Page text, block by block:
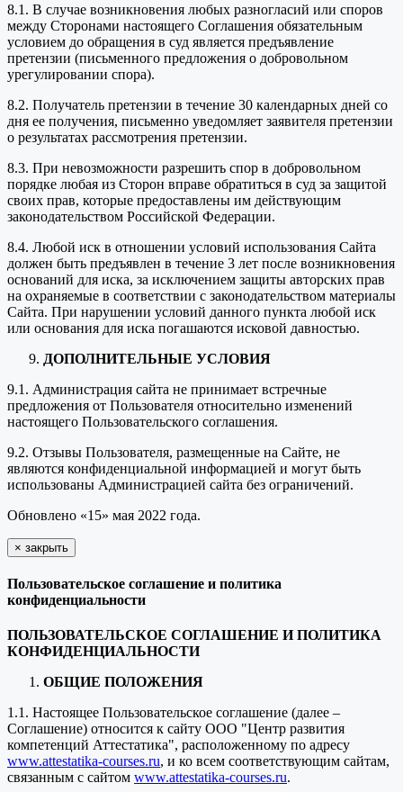
8.1. В случае возникновения любых разногласий или споров
между Сторонами настоящего Соглашения обязательным
условием до обращения в суд является предъявление
претензии (письменного предложения о добровольном
урегулировании спора).
8.2. Получатель претензии в течение 30 календарных дней со
дня ее получения, письменно уведомляет заявителя претензии
о результатах рассмотрения претензии.
8.3. При невозможности разрешить спор в добровольном
порядке любая из Сторон вправе обратиться в суд за защитой
своих прав, которые предоставлены им действующим
законодательством Российской Федерации.
8.4. Любой иск в отношении условий использования Сайта
должен быть предъявлен в течение 3 лет после возникновения
оснований для иска, за исключением защиты авторских прав
на охраняемые в соответствии с законодательством материалы
Сайта. При нарушении условий данного пункта любой иск
или основания для иска погашаются исковой давностью.
ДОПОЛНИТЕЛЬНЫЕ УСЛОВИЯ
9.1. Администрация сайта не принимает встречные
предложения от Пользователя относительно изменений
настоящего Пользовательского соглашения.
9.2. Отзывы Пользователя, размещенные на Сайте, не
являются конфиденциальной информацией и могут быть
использованы Администрацией сайта без ограничений.
Обновлено «15» мая 2022 года.
× закрыть
Пользовательское соглашение и политика
конфиденциальности
ПОЛЬЗОВАТЕЛЬСКОЕ СОГЛАШЕНИЕ И ПОЛИТИКА
КОНФИДЕНЦИАЛЬНОСТИ
ОБЩИЕ ПОЛОЖЕНИЯ
1.1. Настоящее Пользовательское соглашение (далее –
Соглашение) относится к сайту ООО "Центр развития
компетенций Аттестатика", расположенному по адресу
www.attestatika-courses.ru, и ко всем соответствующим сайтам,
связанным с сайтом www.attestatika-courses.ru.